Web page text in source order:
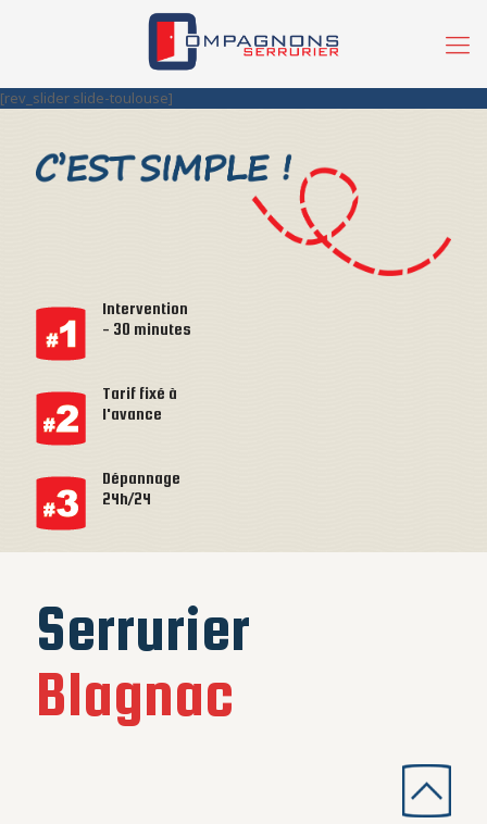
[rev_slider slide-toulouse]
Intervention
- 30 minutes
Tarif fixé à
l'avance
Dépannage
24h/24
Serrurier
Blagnac